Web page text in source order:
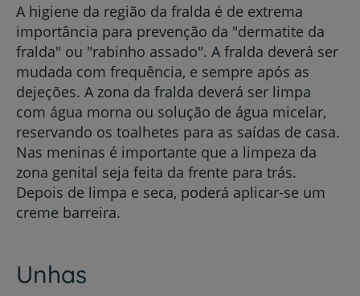
A higiene da região da fralda é de extrema
importância para prevenção da "dermatite da
fralda" ou "rabinho assado". A fralda deverá ser
mudada com frequência, e sempre após as
dejeções. A zona da fralda deverá ser limpa
com água morna ou solução de água micelar,
reservando os toalhetes para as saídas de casa.
Nas meninas é importante que a limpeza da
zona genital seja feita da frente para trás.
Depois de limpa e seca, poderá aplicar-se um
creme barreira.
Unhas